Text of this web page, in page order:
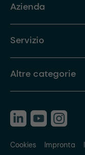
Azienda
Servizio
Altre categorie
Cookies Impronta